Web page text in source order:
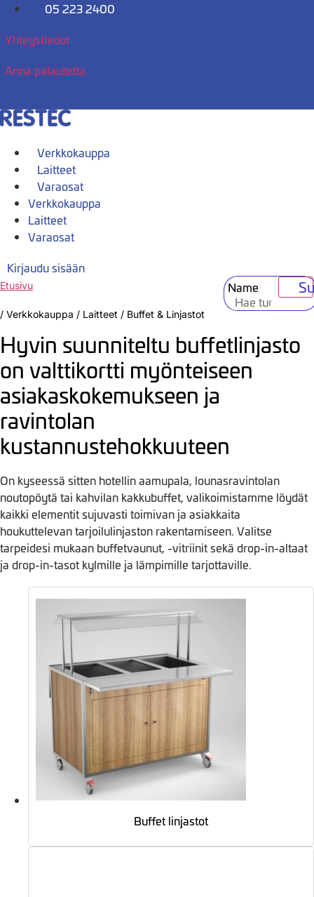
Mene
05 223 2400
Yhteystiedot
Anna palautetta
Verkkokauppa
Laitteet
Varaosat
Verkkokauppa
Laitteet
Varaosat
Kirjaudu sisään
Name
Etusivu
/ Verkkokauppa / Laitteet / Buffet & Linjastot
Hyvin suunniteltu buffetlinjasto
on valttikortti myönteiseen
asiakaskokemukseen ja
ravintolan
kustannustehokkuuteen
On kyseessä sitten hotellin aamupala, lounasravintolan
noutopöytä tai kahvilan kakkubuffet, valikoimistamme löydät
kaikki elementit sujuvasti toimivan ja asiakkaita
houkuttelevan tarjoilulinjaston rakentamiseen. Valitse
tarpeidesi mukaan buffetvaunut, -vitriinit sekä drop-in-altaat
ja drop-in-tasot kylmille ja lämpimille tarjottaville.
Buffet linjastot